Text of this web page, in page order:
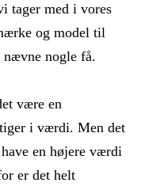
tager med i vores
og model til
nævne nogle få.
være en
i værdi. Men det
en højere værdi
er det helt